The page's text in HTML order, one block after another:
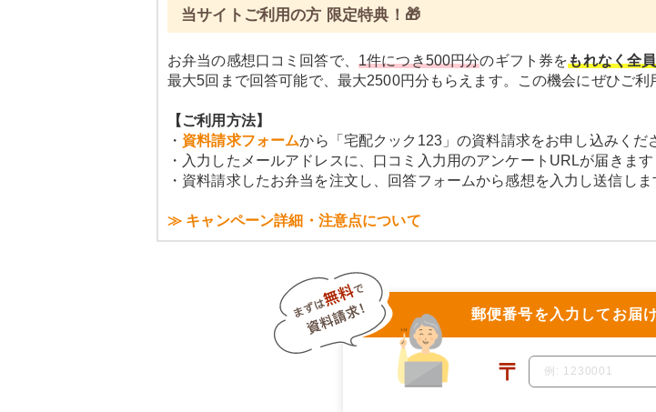
当サイトご利用の方 限定特典！🎁
お弁当の感想口コミ回答で、 1件につき500円分のギフト券をもれなく全
最大5回まで回答可能で、最大2500円分もらえます。この機会にぜひご利
【ご利用方法】
・ 資料請求フォームから「宅配クック123」の資料請求をお申し込みくだ
・入力したメールアドレスに、口コミ入力用のアンケートURLが届きます
・資料請求したお弁当を注文し、回答フォームから感想を入力し送信しま
≫ キャンペーン詳細・注意点について
郵便番号を入力して お届
〒